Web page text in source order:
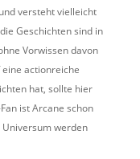
versteht vielleicht
Geschichten sind in
Vorwissen davon
actionreiche
hat, sollte hier
ist Arcane schon
werden